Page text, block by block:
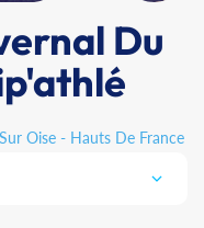
Du
Oise - Hauts De France